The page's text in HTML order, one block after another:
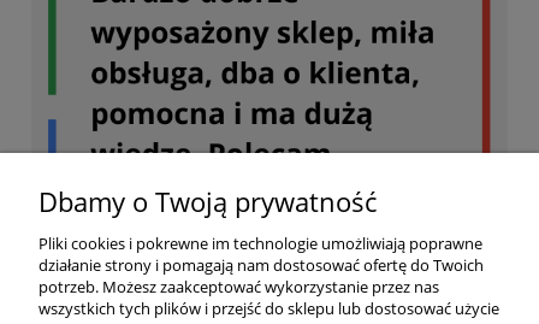
Dbamy o Twoją prywatność
Pliki cookies i pokrewne im technologie umożliwiają poprawne
działanie strony i pomagają nam dostosować ofertę do Twoich
potrzeb. Możesz zaakceptować wykorzystanie przez nas
wszystkich tych plików i przejść do sklepu lub dostosować użycie